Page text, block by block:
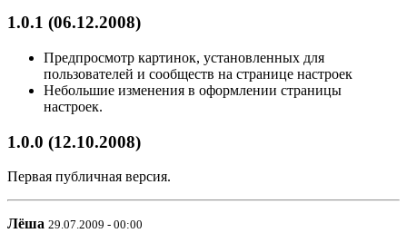
1.0.1 (06.12.2008)
Предпросмотр картинок, установленных для
пользователей и сообществ на странице настроек
Небольшие изменения в оформлении страницы
настроек.
1.0.0 (12.10.2008)
Первая публичная версия.
Лёша 29.07.2009 - 00:00